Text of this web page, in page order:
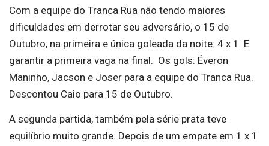
Com a equipe do Tranca Rua não tendo maiores
dificuldades em derrotar seu adversário, o 15 de
Outubro, na primeira e única goleada da noite: 4 x 1. E
garantir a primeira vaga na final. Os gols: Éveron
Maninho, Jacson e Joser para a equipe do Tranca Rua.
Descontou Caio para 15 de Outubro.
A segunda partida, também pela série prata teve
equilíbrio muito grande. Depois de um empate em 1 x 1